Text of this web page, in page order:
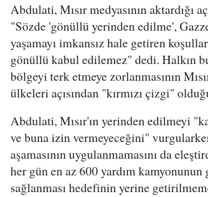
Abdulati, Mısır medyasının aktardığı
"Sözde 'gönüllü yerinden edilme',
yaşamayı imkansız hale getiren
gönüllü kabul edilemez" dedi. Halkın
bölgeyi terk etmeye zorlanmasının
ülkeleri açısından "kırmızı çizgi"
Abdulati, Mısır'ın yerinden edilmeyi
ve buna izin vermeyeceğini"
aşamasının uygulanmamasını da
her gün en az 600 yardım
sağlanması hedefinin yerine